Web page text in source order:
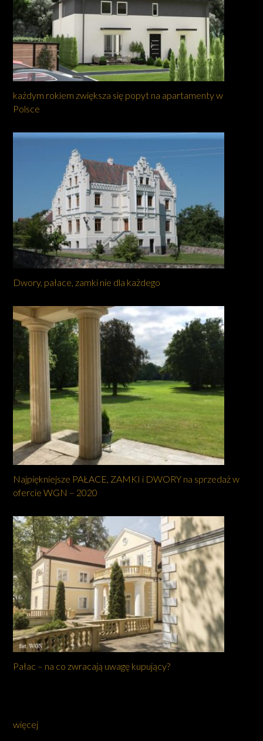
każdym rokiem zwiększa się popyt na apartamenty w
Polsce
Dwory, pałace, zamki nie dla każdego
Najpiękniejsze PAŁACE, ZAMKI i DWORY na sprzedaż w
ofercie WGN – 2020
Pałac – na co zwracają uwagę kupujący?
więcej